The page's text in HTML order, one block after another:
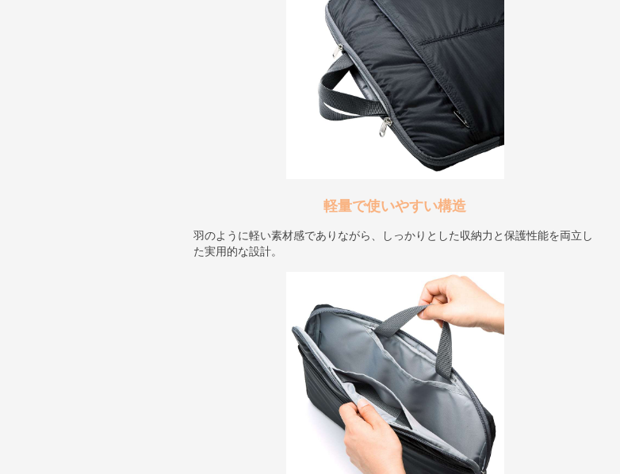
軽量で使いやすい構造
羽のように軽い素材感でありながら、しっかりとした収納力と保護性能を両立し
た実用的な設計。